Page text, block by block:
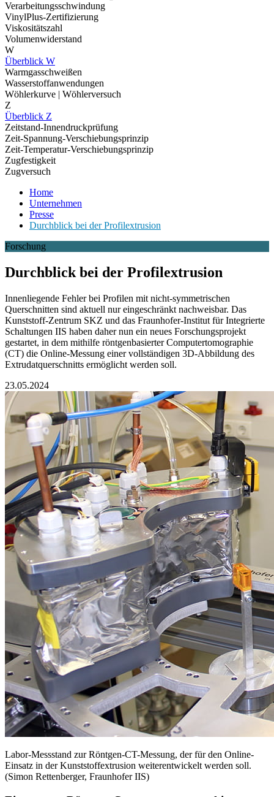
Verarbeitungsschwindung
VinylPlus-Zertifizierung
Viskositätszahl
Volumenwiderstand
W
Überblick W
Warmgasschweißen
Wasserstoffanwendungen
Wöhlerkurve | Wöhlerversuch
Z
Überblick Z
Zeitstand-Innendruckprüfung
Zeit-Spannung-Verschiebungsprinzip
Zeit-Temperatur-Verschiebungsprinzip
Zugfestigkeit
Zugversuch
Home
Unternehmen
Presse
Durchblick bei der Profilextrusion
Forschung
Durchblick bei der Profilextrusion
Innenliegende Fehler bei Profilen mit nicht-symmetrischen
Querschnitten sind aktuell nur eingeschränkt nachweisbar. Das
Kunststoff-Zentrum SKZ und das Fraunhofer-Institut für Integrierte
Schaltungen IIS haben daher nun ein neues Forschungsprojekt
gestartet, in dem mithilfe röntgenbasierter Computertomographie
(CT) die Online-Messung einer vollständigen 3D-Abbildung des
Extrudatquerschnitts ermöglicht werden soll.
23.05.2024
Labor-Messstand zur Röntgen-CT-Messung, der für den Online-
Einsatz in der Kunststoffextrusion weiterentwickelt werden soll.
(Simon Rettenberger, Fraunhofer IIS)